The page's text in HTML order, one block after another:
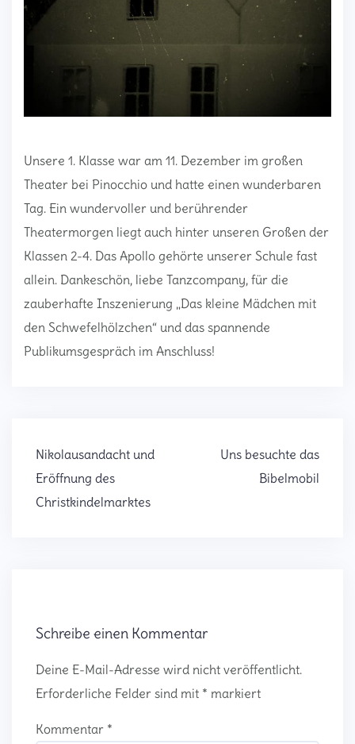
Unsere 1. Klasse war am 11. Dezember im großen
Theater bei Pinocchio und hatte einen wunderbaren
Tag. Ein wundervoller und berührender
Theatermorgen liegt auch hinter unseren Großen der
Klassen 2-4. Das Apollo gehörte unserer Schule fast
allein. Dankeschön, liebe Tanzcompany, für die
zauberhafte Inszenierung „Das kleine Mädchen mit
den Schwefelhölzchen“ und das spannende
Publikumsgespräch im Anschluss!
Beitragsnavigation
Nikolausandacht und
Eröffnung des
Christkindelmarktes
Uns besuchte das
Bibelmobil
Schreibe einen Kommentar
Deine E-Mail-Adresse wird nicht veröffentlicht.
Erforderliche Felder sind mit * markiert
Kommentar *